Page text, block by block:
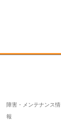
障害・メンテナンス情
報